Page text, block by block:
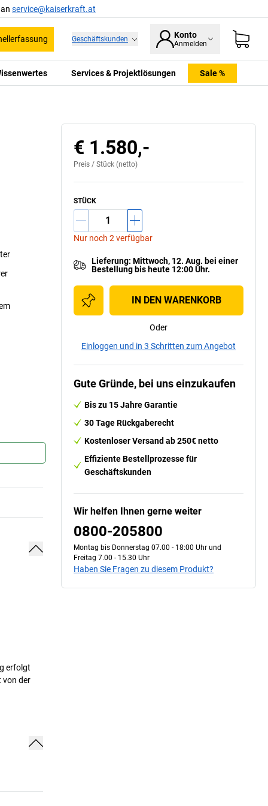
service@kaiserkraft.at
Geschäftskunden Konto
Anmelden
Services & Projektlösungen Sale %
erfolgt
von der
€ 1.580,-
Preis / Stück (netto)
STÜCK
Nur noch 2 verfügbar
Lieferung: Mittwoch, 12. Aug. bei einer
Bestellung bis heute 12:00 Uhr.
IN DEN WARENKORB
Oder
Einloggen und in 3 Schritten zum Angebot
Gute Gründe, bei uns einzukaufen
Bis zu 15 Jahre Garantie
30 Tage Rückgaberecht
Kostenloser Versand ab 250€ netto
Effiziente Bestellprozesse für
Geschäftskunden
Wir helfen Ihnen gerne weiter
0800-205800
Montag bis Donnerstag 07.00 - 18:00 Uhr und
Freitag 7.00 - 15.30 Uhr
Haben Sie Fragen zu diesem Produkt?